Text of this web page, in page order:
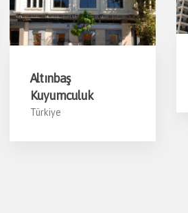
Altınbaş
Kuyumculuk
Türkiye